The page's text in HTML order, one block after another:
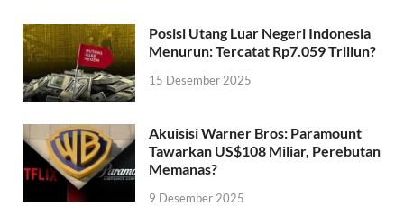
Posisi Utang Luar Negeri Indonesia
Menurun: Tercatat Rp7.059 Triliun?
15 Desember 2025
Akuisisi Warner Bros: Paramount
Tawarkan US$108 Miliar, Perebutan
Memanas?
9 Desember 2025